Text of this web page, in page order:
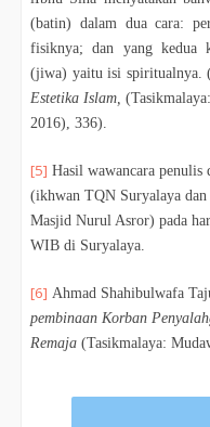
(batin) dalam dua cara:
fisiknya; dan yang kedua
(jiwa) yaitu isi spiritualnya.
Estetika Islam,
2016), 336).
[5] Hasil wawancara
(ikhwan TQN Suryalaya
Masjid Nurul Asror) pada
WIB di Suryalaya.
[6] Ahmad Shahibulwafa
pembinaan Korban
Remaja (Tasikmalaya: